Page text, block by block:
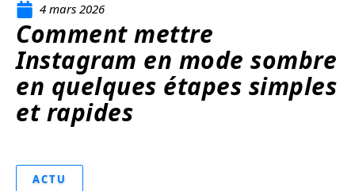
4 mars 2026
Comment mettre
Instagram en mode sombre
en quelques étapes simples
et rapides
ACTU